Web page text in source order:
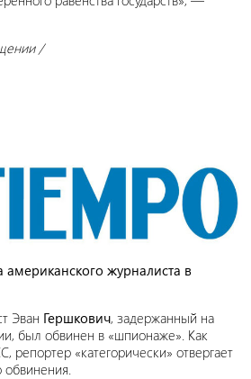
/
американского журналиста в
Эван Гершкович, задержанный на
был обвинен в «шпионаже». Как
репортер «категорически» отвергает
обвинения.